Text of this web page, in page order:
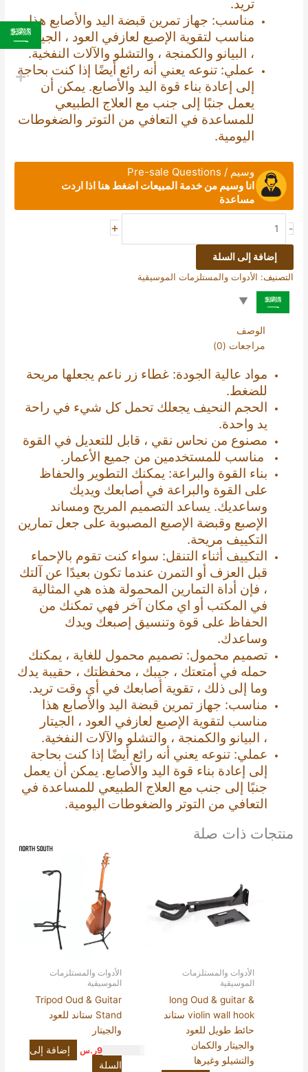
تريد.
مناسب: جهاز تمرين قبضة اليد والأصابع هذا
مناسب لتقوية الإصبع لعازفي العود ، الجيتار
، البيانو والكمنجة ، والتشلو والآلات النفخية.
عملي: تنوعه يعني أنه رائع أيضًا إذا كنت بحاجة
إلى إعادة بناء قوة اليد والأصابع. يمكن أن
يعمل جنبًا إلى جنب مع العلاج الطبيعي
للمساعدة في التعافي من التوتر والضغوطات
اليومية.
وسيم / Pre-sale Questions
انا وسيم من خدمة المبيعات اضغط هنا اذا اردت
مساعدة
-
+
إضافة إلى السلة
التصنيف: الأدوات والمستلزمات الموسيقية
الوصف
مراجعات (0)
مواد عالية الجودة: غطاء زر ناعم يجعلها مريحة
للضغط.
الحجم النحيف يجعلك تحمل كل شيء في راحة
يد واحدة.
مصنوع من نحاس نقي ، قابل للتعديل في القوة
مناسب للمستخدمين من جميع الأعمار.
بناء القوة والبراعة: يمكنك التطوير والحفاظ
على القوة والبراعة في أصابعك ويديك
وساعديك. يساعد التصميم المريح ومساند
الإصبع وقبضة الإصبع المصبوبة على جعل تمارين
التكييف مريحة.
التكييف أثناء التنقل: سواء كنت تقوم بالإحماء
قبل العزف أو التمرن عندما تكون بعيدًا عن آلتك
، فإن أداة التمارين المحمولة هذه هي المثالية
في المكتب أو اي مكان آخر فهي تمكنك من
الحفاظ على قوة وتنسيق إصبعك ويدك
وساعدك.
تصميم محمول: تصميم محمول للغاية ، يمكنك
حمله في أمتعتك ، جيبك ، محفظتك ، حقيبة يدك
وما إلى ذلك ، تقوية أصابعك في أي وقت تريد.
مناسب: جهاز تمرين قبضة اليد والأصابع هذا
مناسب لتقوية الإصبع لعازفي العود ، الجيتار
، البيانو والكمنجة ، والتشلو والآلات النفخية.
عملي: تنوعه يعني أنه رائع أيضًا إذا كنت بحاجة
إلى إعادة بناء قوة اليد والأصابع. يمكن أن يعمل
جنبًا إلى جنب مع العلاج الطبيعي للمساعدة في
التعافي من التوتر والضغوطات اليومية.
منتجات ذات صلة
الأدوات والمستلزمات
الموسيقية
long Oud & guitar &
violin wall hook ستاند
حائط طويل للعود
والجيتار والكمان
والتشيلو وغيرها
الأدوات والمستلزمات
الموسيقية
Tripod Oud & Guitar
Stand ستاند للعود
والجيتار
99.00ر.س
إضافة إلى
السلة